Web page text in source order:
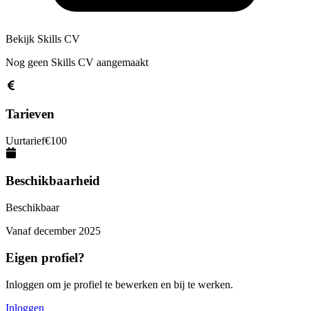
Bekijk Skills CV
Nog geen Skills CV aangemaakt
Tarieven
Uurtarief€100
Beschikbaarheid
Beschikbaar
Vanaf december 2025
Eigen profiel?
Inloggen om je profiel te bewerken en bij te werken.
Inloggen